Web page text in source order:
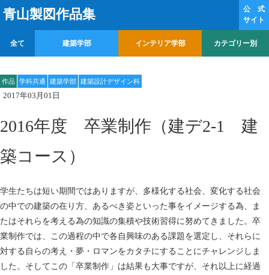
青山製図作品集
公 式
サイト
全て 建築学部 インテリア学部 カテゴリー別
作品 学科共通 建築学部 建築設計デザイン科
2017年03月01日
2016年度 卒業制作（建デ2-1 建
築コース）
学生たちは短い期間ではありますが、多様化する社会、変化する社会
の中での建築の在り方、あるべき姿といった事をイメージする為、ま
たはそれらを考える為の知識の集積や技術習得に努めてきました。卒
業制作では、この過程の中で各自興味のある課題を選定し、それらに
対する自らの考え・夢・ロマンをカタチにすることにチャレンジしま
した。そしてこの「卒業制作」は結果も大事ですが、それ以上に経過